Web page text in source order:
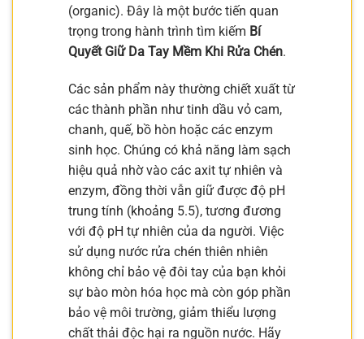
(organic). Đây là một bước tiến quan
trọng trong hành trình tìm kiếm Bí
Quyết Giữ Da Tay Mềm Khi Rửa Chén.
Các sản phẩm này thường chiết xuất từ
các thành phần như tinh dầu vỏ cam,
chanh, quế, bồ hòn hoặc các enzym
sinh học. Chúng có khả năng làm sạch
hiệu quả nhờ vào các axit tự nhiên và
enzym, đồng thời vẫn giữ được độ pH
trung tính (khoảng 5.5), tương đương
với độ pH tự nhiên của da người. Việc
sử dụng nước rửa chén thiên nhiên
không chỉ bảo vệ đôi tay của bạn khỏi
sự bào mòn hóa học mà còn góp phần
bảo vệ môi trường, giảm thiểu lượng
chất thải độc hại ra nguồn nước. Hãy